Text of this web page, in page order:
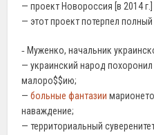
— проект Новороссия [в 2014
— этот проект потерпел полный
‐ Муженко, начальник
— украинский народ
малоро$$ию;
—больные фантазии
наваждение;
— территориальный